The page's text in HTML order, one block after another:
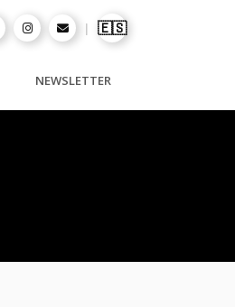
| 🇪🇸
NEWSLETTER